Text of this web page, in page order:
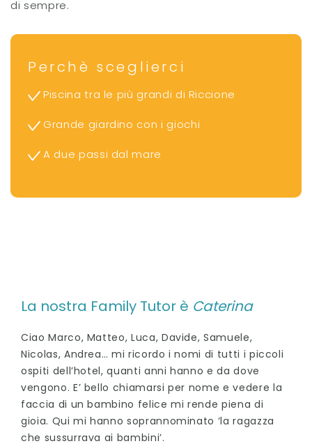
di sempre.
Perchè sceglierci
Piscina tra le più grandi di Riccione
Grande giardino con i giochi
A due passi dal mare
La nostra Family Tutor è Caterina
Ciao Marco, Matteo, Luca, Davide, Samuele,
Nicolas, Andrea… mi ricordo i nomi di tutti i piccoli
ospiti dell’hotel, quanti anni hanno e da dove
vengono. E’ bello chiamarsi per nome e vedere la
faccia di un bambino felice mi rende piena di
gioia. Qui mi hanno soprannominato ‘la ragazza
che sussurrava ai bambini’.